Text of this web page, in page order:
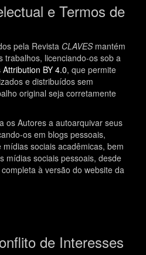
e Termos de
pela Revista CLAVESmantém
trabalhos, licenciando-os sob a
BY 4.0, que permite
e distribuídos sem
original seja corretamente
os Autores a autoarquivar seus
os em blogs pessoais,
sociais acadêmicas, bem
mídias sociais pessoais, desde
à versão do website da
de Interesses